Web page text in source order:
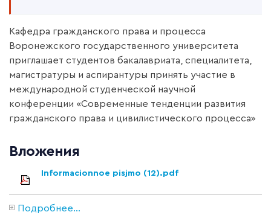
Кафедра гражданского права и процесса
Воронежского государственного университета
приглашает студентов бакалавриата, специалитета,
магистратуры и аспирантуры принять участие в
международной студенческой научной
конференции «Современные тенденции развития
гражданского права и цивилистического процесса»
Вложения
Informacionnoe pisjmo (12).pdf
Подробнее...